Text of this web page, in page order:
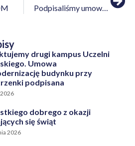
Podpisaliśmy umowę na budowę nowoczesnego bloku operacyjnego w szpitalu powiatowym w Opocznie
drugi kampus Uczelni
Umowa
budynku przy
podpisana
dobrego z okazji
się świąt
2026